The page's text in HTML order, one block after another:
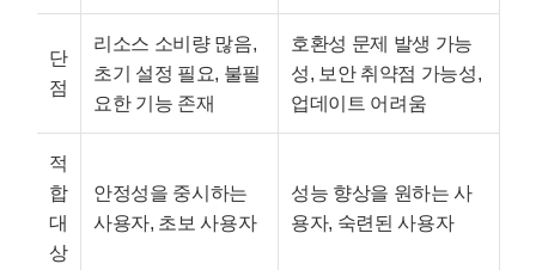
단
점
리소스 소비량 많음,
초기 설정 필요, 불필
요한 기능 존재
호환성 문제 발생 가능
성, 보안 취약점 가능성,
업데이트 어려움
적
합
대
상
안정성을 중시하는
사용자, 초보 사용자
성능 향상을 원하는 사
용자, 숙련된 사용자